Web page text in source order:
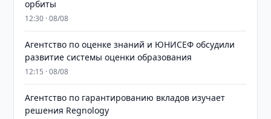
орбиты
12:30 · 08/08
Агентство по оценке знаний и ЮНИСЕФ обсудили
развитие системы оценки образования
12:15 · 08/08
Агентство по гарантированию вкладов изучает
решения Regnology